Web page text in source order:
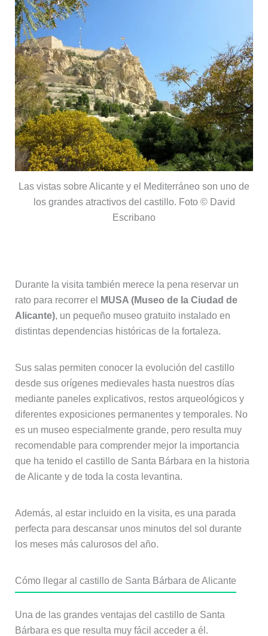
Las vistas sobre Alicante y el Mediterráneo son uno de
los grandes atractivos del castillo. Foto © David
Escribano
Durante la visita también merece la pena reservar un
rato para recorrer el
MUSA (Museo de la Ciudad de
Alicante), un pequeño museo gratuito instalado en
distintas dependencias históricas de la fortaleza.
Sus salas permiten conocer la evolución del castillo
desde sus orígenes medievales hasta nuestros días
mediante paneles explicativos, restos arqueológicos y
diferentes exposiciones permanentes y temporales. No
es un museo especialmente grande, pero resulta muy
recomendable para comprender mejor la importancia
que ha tenido el castillo de Santa Bárbara en la historia
de Alicante y de toda la costa levantina.
Además, al estar incluido en la visita, es una parada
perfecta para descansar unos minutos del sol durante
los meses más calurosos del año.
Cómo llegar al castillo de Santa Bárbara de Alicante
Una de las grandes ventajas del castillo de Santa
Bárbara es que resulta muy fácil acceder a él.